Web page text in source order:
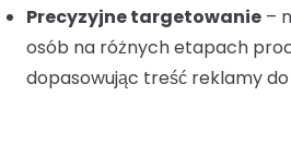
Precyzyjne targetowanie –
osób na różnych etapach
dopasowując treść reklamy